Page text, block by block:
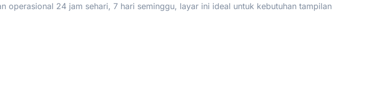
24 jam sehari, 7 hari seminggu, layar ini ideal untuk kebutuhan tampilan